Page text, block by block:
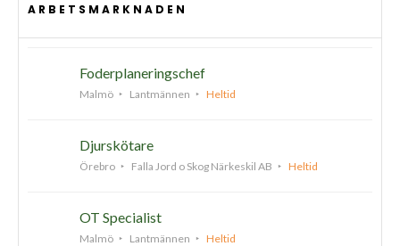
ARBETSMARKNADEN
Foderplaneringschef
Malmö Lantmännen Heltid
Djurskötare
Örebro Falla Jord o Skog Närkeskil AB Heltid
OT Specialist
Malmö Lantmännen Heltid